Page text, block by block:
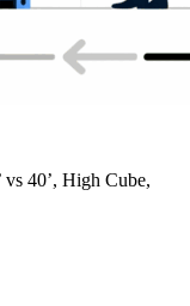
40’, High Cube,